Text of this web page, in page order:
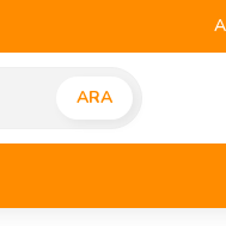
ARA